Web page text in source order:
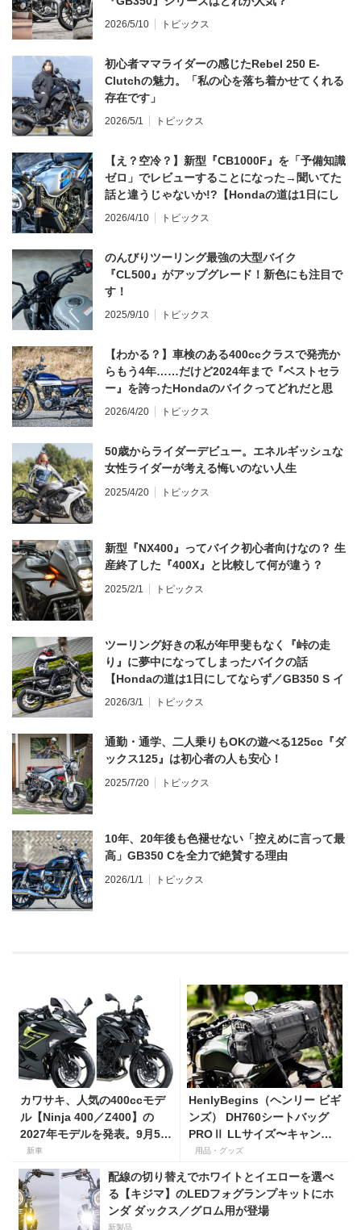
2026/5/10 トピックス
初心者ママライダーの感じたRebel 250 E-
Clutchの魅力。「私の心を落ち着かせてくれる
存在です」
2026/5/1 トピックス
【え？空冷？】新型『CB1000F』を「予備知識
ゼロ」でレビューすることになった→聞いてた
話と違うじゃないか!?【Hondaの道は1日にし
てならず／CB1000F ①第一印象 編】
2026/4/10 トピックス
のんびりツーリング最強の大型バイク
『CL500』がアップグレード！新色にも注目で
す！
2025/9/10 トピックス
【わかる？】車検のある400ccクラスで発売か
らもう4年……だけど2024年まで『ベストセラ
ー』を誇ったHondaのバイクってどれだと思
う？
2026/4/20 トピックス
50歳からライダーデビュー。エネルギッシュな
女性ライダーが考える悔いのない人生
2025/4/20 トピックス
新型『NX400』ってバイク初心者向けなの？ 生
産終了した『400X』と比較して何が違う？
2025/2/1 トピックス
ツーリング好きの私が年甲斐もなく『峠の走
り』に夢中になってしまったバイクの話
【Hondaの道は1日にしてならず／GB350 S イ
ンプレ・レビュー 前編】
2026/3/1 トピックス
通勤・通学、二人乗りもOKの遊べる125cc『ダ
ックス125』は初心者の人も安心！
2025/7/20 トピックス
10年、20年後も色褪せない「控えめに言って最
高」GB350 Cを全力で絶賛する理由
2026/1/1 トピックス
カワサキ、人気の400ccモデ
ル【Ninja 400／Z400】の
2027年モデルを発表。9月5日
より販売開始！
新車
HenlyBegins（ヘンリー ビギ
ンズ） DH760シートバッグ
PROⅡ LLサイズ〜キャンプ
ツーリングにも安心の大容量
用品・グッズ
配線の切り替えでホワイトとイエローを選べ
る【キジマ】のLEDフォグランプキットにホ
ンダ ダックス／グロム用が登場
新製品